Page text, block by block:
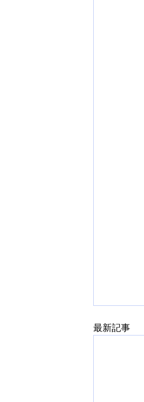
最新記事